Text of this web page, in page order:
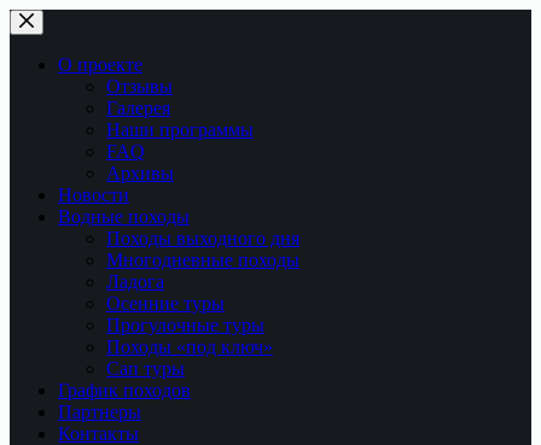
Перейти
к
сути
О проекте
Отзывы
Галерея
Наши программы
FAQ
Архивы
Новости
Водные походы
Походы выходного дня
Многодневные походы
Ладога
Осенние туры
Прогулочные туры
Походы «под ключ»
Сап туры
График походов
Партнеры
Контакты